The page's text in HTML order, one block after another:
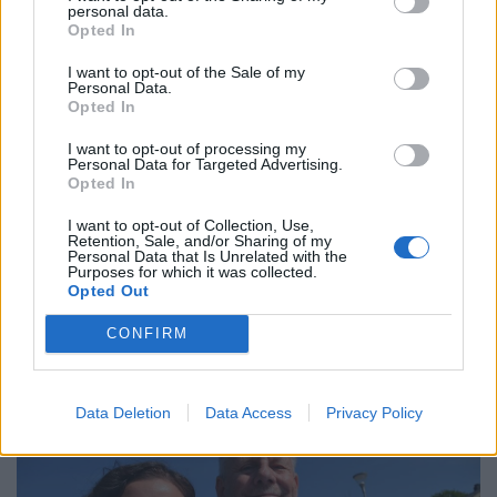
personal data.
Opted In
I want to opt-out of the Sale of my
Personal Data.
Opted In
I want to opt-out of processing my
Personal Data for Targeted Advertising.
Opted In
I want to opt-out of Collection, Use,
Retention, Sale, and/or Sharing of my
Personal Data that Is Unrelated with the
Purposes for which it was collected.
Opted Out
CONFIRM
Data Deletion Data Access Privacy Policy
Leijonkungen på valturné i Växjö
Nybildad iransk förening i Växjö ordnade festival
Simona peppade Liberalerna i Växjö - hoppas på lyft
som i valet 2002
Fler nyheter
PÅ STARTSIDAN JUST NU